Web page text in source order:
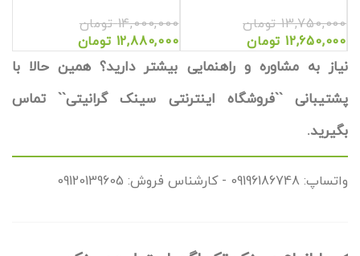
13,750,000 تومان
12,650,000 تومان
14,000,000 تومان
12,880,000 تومان
نیاز به مشاوره و راهنمایی بیشتر دارید؟ همین حالا با
پشتیبانی ``فروشگاه اینترنتی سینک گرانیتی`` تماس
بگیرید.
واتساپ: 09196186748 - کارشناس فروش: 09120139605